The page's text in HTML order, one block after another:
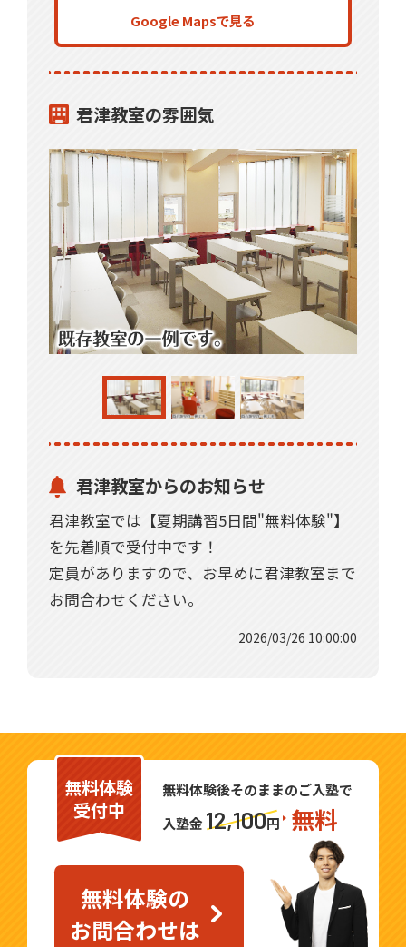
Google Mapsで見る
君津教室の雰囲気
君津教室からのお知らせ
君津教室では【夏期講習5日間"無料体験"】
を先着順で受付中です！
定員がありますので、お早めに君津教室まで
お問合わせください。
2026/03/26 10:00:00
無料体験
受付中
無料体験後そのままのご入塾で
入塾金 12,100円 無料
無料体験の
お問合わせは